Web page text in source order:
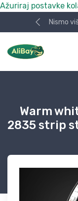
Ažuriraj postavke
Nismo
Warm
2835 strip